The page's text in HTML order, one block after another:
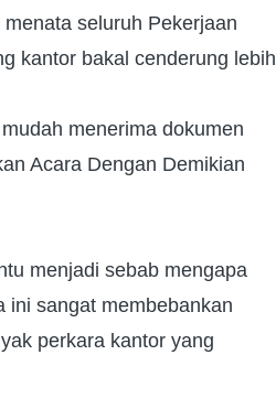
seluruh Pekerjaan
kantor bakal cenderung lebih
menerima dokumen
Acara Dengan Demikian
menjadi sebab mengapa
ini sangat membebankan
perkara kantor yang